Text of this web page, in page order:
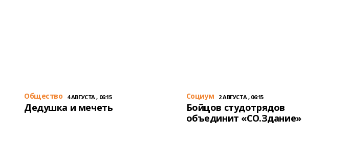
Общество 4 АВГУСТА , 06:15
Дедушка и мечеть
Cоциум 2 АВГУСТА , 06:15
Бойцов студотрядов
объединит «СО.Здание»